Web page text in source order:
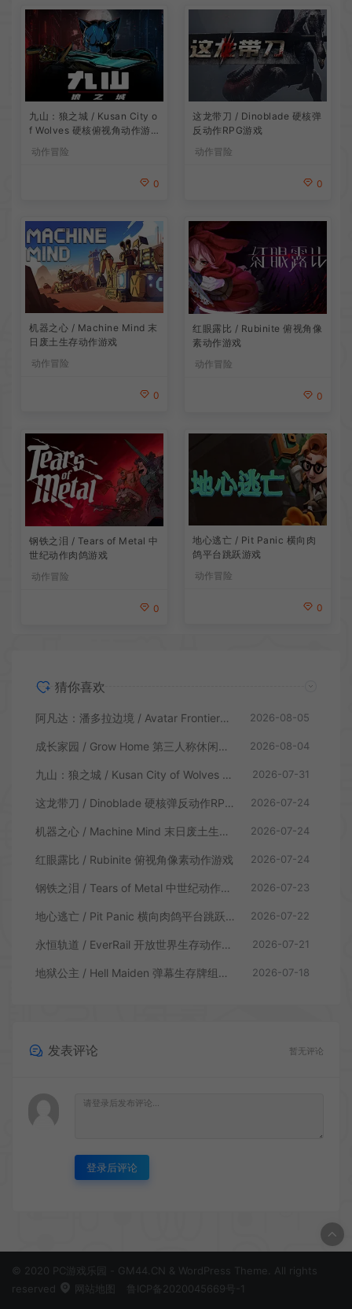
九山：狼之城 / Kusan City o
f Wolves 硬核俯视角动作游
动作冒险
0
这龙带刀 / Dinoblade 硬核弹
反动作RPG游戏
动作冒险
0
机器之心 / Machine Mind 末
日废土生存动作游戏
动作冒险
0
红眼露比 / Rubinite 俯视角像
素动作游戏
动作冒险
0
钢铁之泪 / Tears of Metal 中
世纪动作肉鸽游戏
动作冒险
0
地心逃亡 / Pit Panic 横向肉
鸽平台跳跃游戏
动作冒险
0
猜你喜欢
阿凡达：潘多拉边境 / Avatar Frontiers of Pandora 开放世界冒险游戏 2026-08-05
成长家园 / Grow Home 第三人称休闲动作游戏 2026-08-04
九山：狼之城 / Kusan City of Wolves 硬核俯视角动作游戏 2026-07-31
这龙带刀 / Dinoblade 硬核弹反动作RPG游戏 2026-07-24
机器之心 / Machine Mind 末日废土生存动作游戏 2026-07-24
红眼露比 / Rubinite 俯视角像素动作游戏 2026-07-24
钢铁之泪 / Tears of Metal 中世纪动作肉鸽游戏 2026-07-23
地心逃亡 / Pit Panic 横向肉鸽平台跳跃游戏 2026-07-22
永恒轨道 / EverRail 开放世界生存动作游戏 2026-07-21
地狱公主 / Hell Maiden 弹幕生存牌组动作游戏 2026-07-18
发表评论 暂无评论
登录后评论
© 2020 PC游戏乐园 - GM44.CN & WordPress Theme. All rights
reserved
网站地图 鲁ICP备2020045669号-1